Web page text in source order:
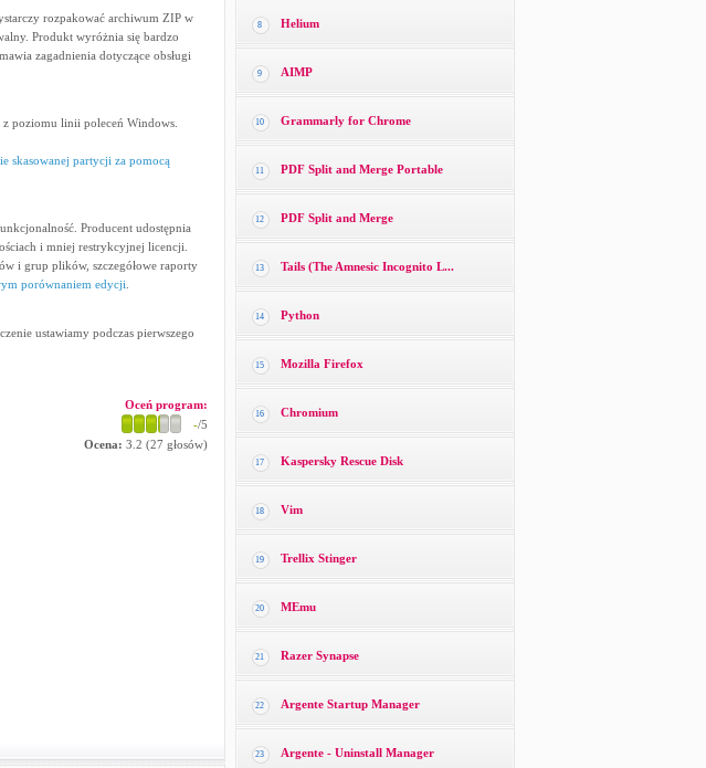
rozpakować archiwum ZIP w
Produkt wyróżnia się bardzo
zagadnienia dotyczące obsługi
poziomu linii poleceń Windows.
skasowanej partycji za pomocą
Producent udostępnia
i mniej restrykcyjnej licencji.
i grup plików, szczegółowe raporty
porównaniem edycji
ustawiamy podczas pierwszego
Oceń program:
-/5
Ocena: 3.2 (27 głosów)
8 Helium
9 AIMP
10 Grammarly for Chrome
11 PDF Split and Merge Portable
12 PDF Split and Merge
13 Tails (The Amnesic Incognito L...
14 Python
15 Mozilla Firefox
16 Chromium
17 Kaspersky Rescue Disk
18 Vim
19 Trellix Stinger
20 MEmu
21 Razer Synapse
22 Argente Startup Manager
23 Argente - Uninstall Manager